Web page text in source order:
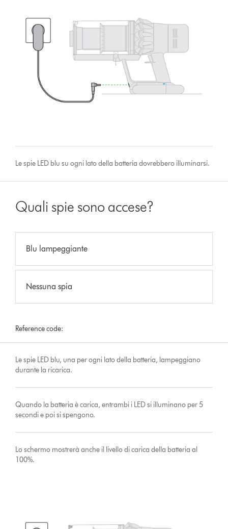
Le spie LED blu su ogni lato della batteria dovrebbero illuminarsi.
Quali spie sono accese?
Blu lampeggiante
Nessuna spia
Reference code:
Le spie LED blu, una per ogni lato della batteria, lampeggiano
durante la ricarica.
Quando la batteria è carica, entrambi i LED si illuminano per 5
secondi e poi si spengono.
Lo schermo mostrerà anche il livello di carica della batteria al
100%.